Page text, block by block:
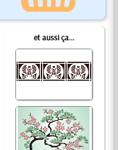
et aussi ça...